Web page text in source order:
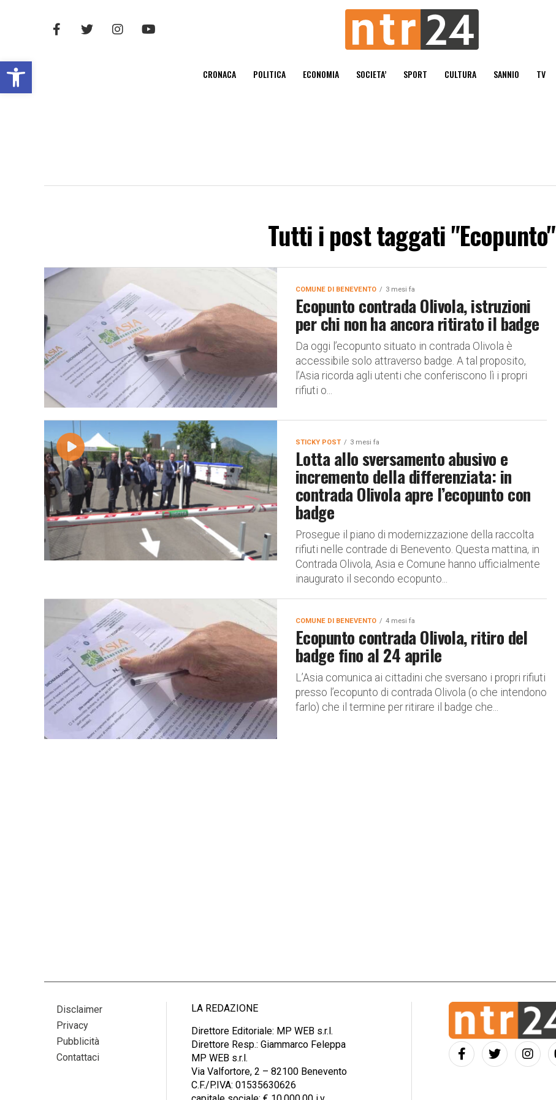
Open toolbar CRONACA POLITICA ECONOMIA SOCIETA’ SPORT CULTURA SANNIO TV
Tutti i post taggati "Ecopunto"
COMUNE DI BENEVENTO 3 mesi fa
Ecopunto contrada Olivola, istruzioni
per chi non ha ancora ritirato il badge
Da oggi l’ecopunto situato in contrada Olivola è
accessibile solo attraverso badge. A tal proposito,
l’Asia ricorda agli utenti che conferiscono lì i propri
rifiuti o...
STICKY POST 3 mesi fa
Lotta allo sversamento abusivo e
incremento della differenziata: in
contrada Olivola apre l’ecopunto con
badge
Prosegue il piano di modernizzazione della raccolta
rifiuti nelle contrade di Benevento. Questa mattina, in
Contrada Olivola, Asia e Comune hanno ufficialmente
inaugurato il secondo ecopunto...
COMUNE DI BENEVENTO 4 mesi fa
Ecopunto contrada Olivola, ritiro del
badge fino al 24 aprile
L’Asia comunica ai cittadini che sversano i propri rifiuti
presso l’ecopunto di contrada Olivola (o che intendono
farlo) che il termine per ritirare il badge che...
Disclaimer
Privacy
Pubblicità
Contattaci
LA REDAZIONE
Direttore Editoriale: MP WEB s.r.l.
Direttore Resp.: Giammarco Feleppa
MP WEB s.r.l.
Via Valfortore, 2 – 82100 Benevento
C.F./P.IVA: 01535630626